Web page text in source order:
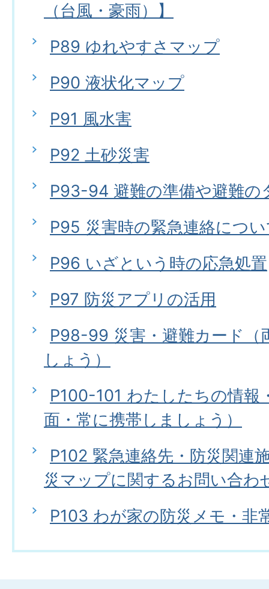
（台風・豪雨）】
P89 ゆれやすさマップ
P90 液状化マップ
P91 風水害
P92 土砂災害
P93-94 避難の準備や避難の
P95 災害時の緊急連絡につ
P96 いざという時の応急処置
P97 防災アプリの活用
P98-99 災害・避難カード（
しょう）
P100-101 わたしたちの情報
面・常に携帯しましょう）
P102 緊急連絡先・防災関連
災マップに関するお問い合わ
P103 わが家の防災メモ・非